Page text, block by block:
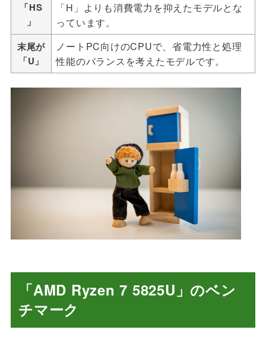
「HS
」
「H」よりも消費電力を抑えたモデルとな
っています。
末尾が
「U」
ノートPC向けのCPUで、省電力性と処理
性能のバランスを考えたモデルです。
「AMD Ryzen 7 5825U」 のベン
チマーク